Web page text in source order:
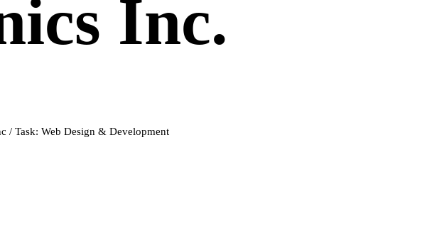
Inc.
/ Task: Web Design & Development